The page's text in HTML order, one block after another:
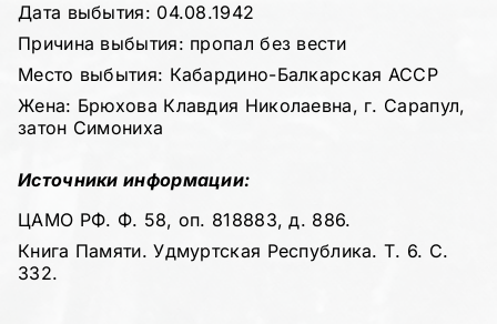
Дата выбытия: 04.08.1942
Причина выбытия: пропал без вести
Место выбытия: Кабардино-Балкарская АССР
Жена: Брюхова Клавдия Николаевна, г. Сарапул,
затон Симониха
Источники информации:
ЦАМО РФ. Ф. 58, оп. 818883, д. 886.
Книга Памяти. Удмуртская Республика. Т. 6. С.
332.